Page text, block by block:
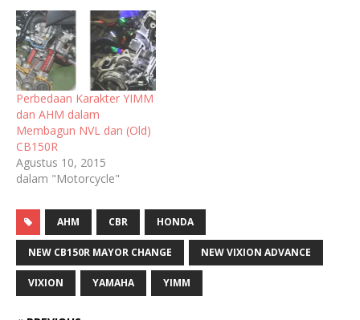
Perbedaan Karakter YIMM
dan AHM dalam
Membagun NVL dan (Old)
CB150R
Agustus 10, 2015
dalam "Motorcycle"
AHM CBR HONDA
NEW CB150R MAYOR CHANGE NEW VIXION ADVANCE
VIXION YAMAHA YIMM